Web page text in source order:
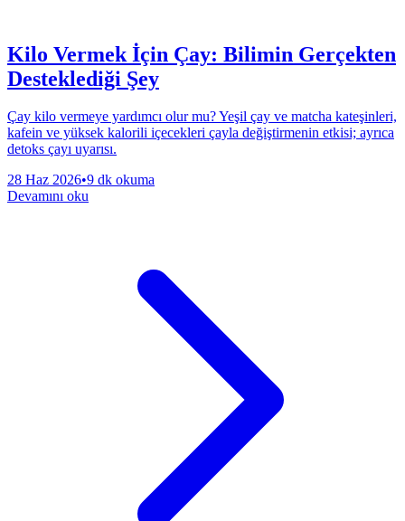
Kilo Vermek İçin Çay: Bilimin Gerçekten
Desteklediği Şey
Çay kilo vermeye yardımcı olur mu? Yeşil çay ve matcha kateşinleri,
kafein ve yüksek kalorili içecekleri çayla değiştirmenin etkisi; ayrıca
detoks çayı uyarısı.
28 Haz 2026•9 dk okuma
Devamını oku